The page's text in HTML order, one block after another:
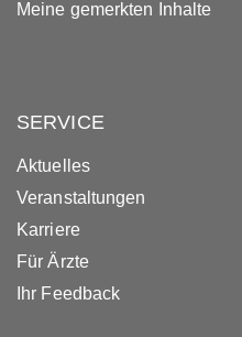
Meine gemerkten Inhalte
SERVICE
Aktuelles
Veranstaltungen
Karriere
Für Ärzte
Ihr Feedback